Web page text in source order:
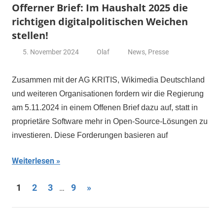
Offerner Brief: Im Haushalt 2025 die
richtigen digitalpolitischen Weichen
stellen!
5. November 2024 Olaf News, Presse
Zusammen mit der AG KRITIS, Wikimedia Deutschland
und weiteren Organisationen fordern wir die Regierung
am 5.11.2024 in einem Offenen Brief dazu auf, statt in
proprietäre Software mehr in Open-Source-Lösungen zu
investieren. Diese Forderungen basieren auf
Weiterlesen
Seitennummerierung
der
1 2 3 … 9
Nächste
»